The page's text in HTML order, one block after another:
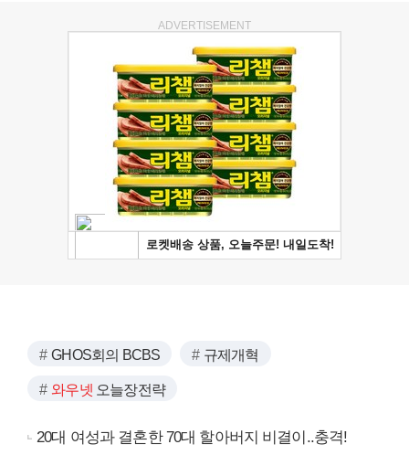
ADVERTISEMENT
GHOS회의 BCBS 규제개혁
와우넷 오늘장전략
20대 여성과 결혼한 70대 할아버지 비결이..충격!